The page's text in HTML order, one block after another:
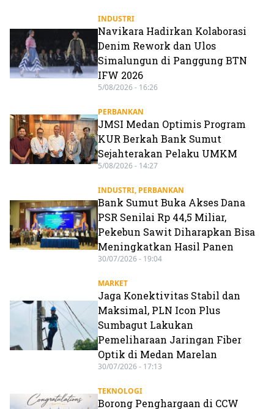
INDUSTRI
Navikara Hadirkan Kolaborasi
Denim Rework dan Ulos
Simalungun di Panggung BTN
IFW 2026
5/08/2026 - 16:26
PERBANKAN
JMSI Medan Optimis Program
KUR Berkah Bank Sumut
Sejahterakan Pelaku UMKM
5/08/2026 - 14:27
INDUSTRI, PERBANKAN
Bank Sumut Buka Akses Dana
PSR Senilai Rp 44,5 Miliar,
Pekebun Sawit Diharapkan Bisa
Meningkatkan Hasil Panen
30/07/2026 - 19:04
MARKET
Jaga Konektivitas Stabil dan
Maksimal, PLN Icon Plus
Sumbagut Lakukan
Pemeliharaan Jaringan Fiber
Optik di Medan Marelan
30/07/2026 - 17:13
TEKNOLOGI
Borong Penghargaan di CCW